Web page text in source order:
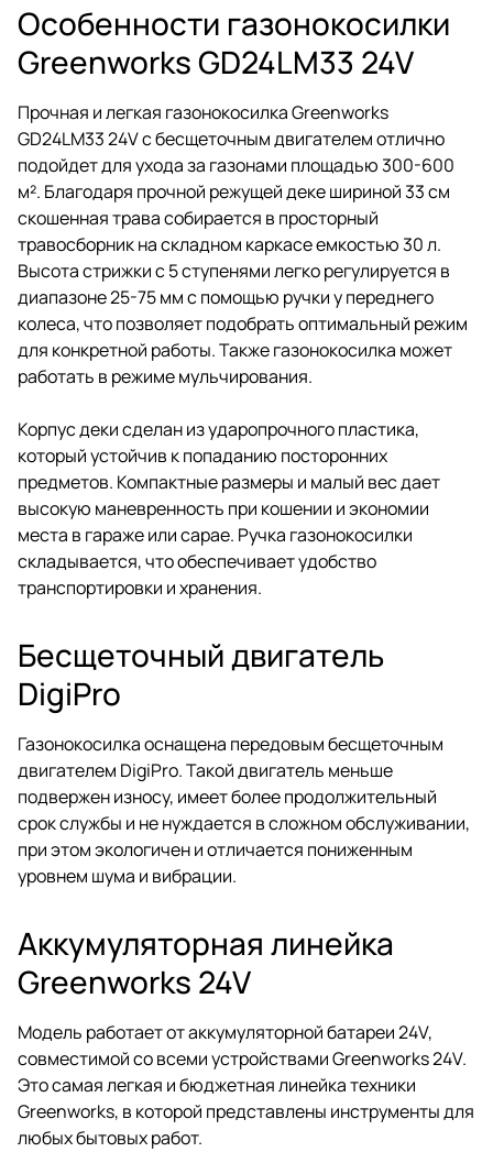
Особенности газонокосилки
Greenworks GD24LM33 24V
Прочная и легкая газонокосилка Greenworks
GD24LM33 24V с бесщеточным двигателем отлично
подойдет для ухода за газонами площадью 300-600
м². Благодаря прочной режущей деке шириной 33 см
скошенная трава собирается в просторный
травосборник на складном каркасе емкостью 30 л.
Высота стрижки с 5 ступенями легко регулируется в
диапазоне 25-75 мм с помощью ручки у переднего
колеса, что позволяет подобрать оптимальный режим
для конкретной работы. Также газонокосилка может
работать в режиме мульчирования.
Корпус деки сделан из ударопрочного пластика,
который устойчив к попаданию посторонних
предметов. Компактные размеры и малый вес дает
высокую маневренность при кошении и экономии
места в гараже или сарае. Ручка газонокосилки
складывается, что обеспечивает удобство
транспортировки и хранения.
Бесщеточный двигатель
DigiPro
Газонокосилка оснащена передовым бесщеточным
двигателем DigiPro. Такой двигатель меньше
подвержен износу, имеет более продолжительный
срок службы и не нуждается в сложном обслуживании,
при этом экологичен и отличается пониженным
уровнем шума и вибрации.
Аккумуляторная линейка
Greenworks 24V
Модель работает от аккумуляторной батареи 24V,
совместимой со всеми устройствами Greenworks 24V.
Это самая легкая и бюджетная линейка техники
Greenworks, в которой представлены инструменты для
любых бытовых работ.